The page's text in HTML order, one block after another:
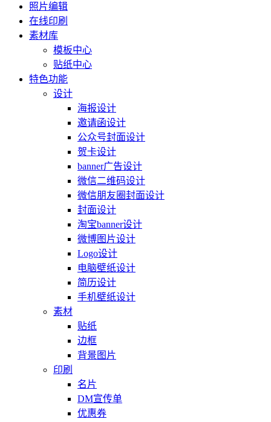
照片编辑
在线印刷
素材库
模板中心
贴纸中心
特色功能
设计
海报设计
邀请函设计
公众号封面设计
贺卡设计
banner广告设计
微信二维码设计
微信朋友圈封面设计
封面设计
淘宝banner设计
微博图片设计
Logo设计
电脑壁纸设计
简历设计
手机壁纸设计
素材
贴纸
边框
背景图片
印刷
名片
DM宣传单
优惠券